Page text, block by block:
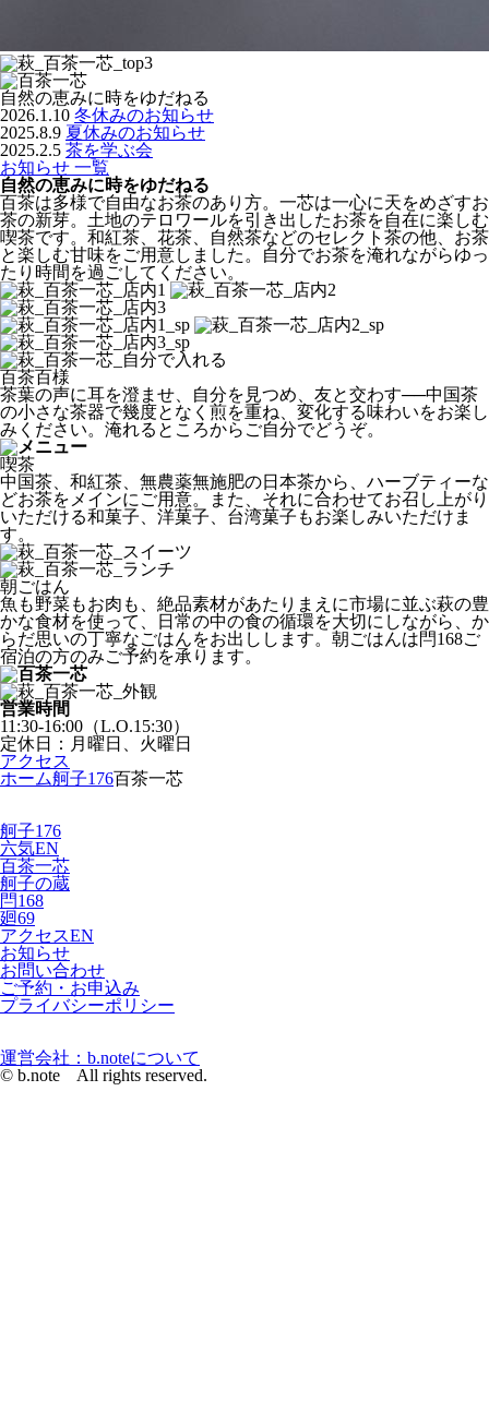
自然の恵みに時をゆだねる
2026.1.10 冬休みのお知らせ
2025.8.9 夏休みのお知らせ
2025.2.5 茶を学ぶ会
お知らせ 一覧
自然の恵みに時をゆだねる
百茶は多様で自由なお茶のあり方。一芯は一心に天をめざすお
茶の新芽。土地のテロワールを引き出したお茶を自在に楽しむ
喫茶です。和紅茶、花茶、自然茶などのセレクト茶の他、お茶
と楽しむ甘味をご用意しました。自分でお茶を淹れながらゆっ
たり時間を過ごしてください。
百茶百様
茶葉の声に耳を澄ませ、自分を見つめ、友と交わす──中国茶
の小さな茶器で幾度となく煎を重ね、変化する味わいをお楽し
みください。淹れるところからご自分でどうぞ。
喫茶
中国茶、和紅茶、無農薬無施肥の日本茶から、ハーブティーな
どお茶をメインにご用意。また、それに合わせてお召し上がり
いただける和菓子、洋菓子、台湾菓子もお楽しみいただけま
す。
朝ごはん
魚も野菜もお肉も、絶品素材があたりまえに市場に並ぶ萩の豊
かな食材を使って、日常の中の食の循環を大切にしながら、か
らだ思いの丁寧なごはんをお出しします。朝ごはんは閂168ご
宿泊の方のみご予約を承ります。
営業時間
11:30-16:00（L.O.15:30）
定休日：月曜日、火曜日
アクセス
ホーム舸子176百茶一芯
舸子176
六気EN
百茶一芯
舸子の蔵
閂168
廻69
アクセスEN
お知らせ
お問い合わせ
ご予約・お申込み
プライバシーポリシー
運営会社：b.noteについて
© b.note All rights reserved.